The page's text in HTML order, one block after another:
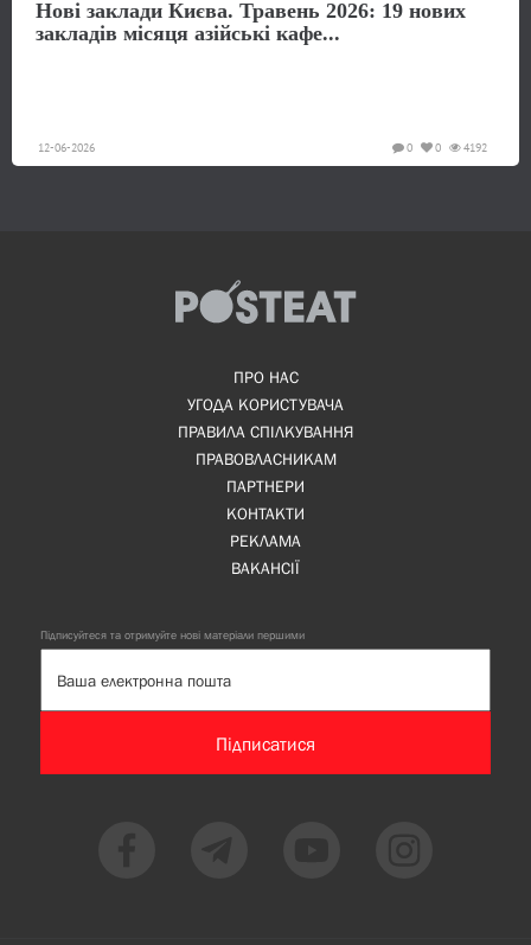
Нові заклади Києва. Травень 2026: 19 нових
закладів місяця азійські кафе...
12-06-2026 4192
0
0
ПРО НАС
УГОДА КОРИСТУВАЧА
ПРАВИЛА СПІЛКУВАННЯ
ПРАВОВЛАСНИКАМ
ПАРТНЕРИ
КОНТАКТИ
РЕКЛАМА
ВАКАНСІЇ
Підписуйтеся та отримуйте нові матеріали першими
Підписатися